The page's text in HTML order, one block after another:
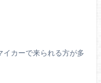
イカーで来られる方が多